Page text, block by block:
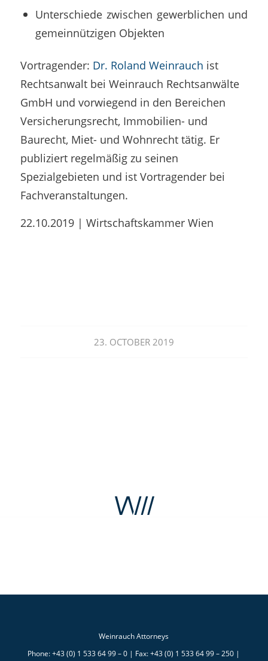
Unterschiede zwischen gewerblichen und
gemeinnützigen Objekten
Vortragender: Dr. Roland Weinrauch ist
Rechtsanwalt bei Weinrauch Rechtsanwälte
GmbH und vorwiegend in den Bereichen
Versicherungsrecht, Immobilien- und
Baurecht, Miet- und Wohnrecht tätig. Er
publiziert regelmäßig zu seinen
Spezialgebieten und ist Vortragender bei
Fachveranstaltungen.
22.10.2019 | Wirtschaftskammer Wien
23. OCTOBER 2019
Weinrauch Attorneys
Phone: +43 (0) 1 533 64 99 – 0 | Fax: +43 (0) 1 533 64 99 – 250 |